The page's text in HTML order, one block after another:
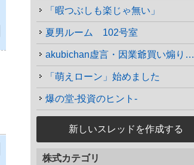
「暇つぶしも楽じゃ無い」
夏男ルーム 102号室
akubichan虚言・因業爺買い煽り…
「萌えローン」始めました
爆の堂-投資のヒント-
新しいスレッドを作成する
株式カテゴリ